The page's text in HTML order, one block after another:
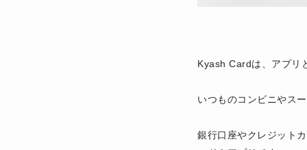
Kyash Cardは、アプリ
いつものコンビニやス
銀行口座やクレジット